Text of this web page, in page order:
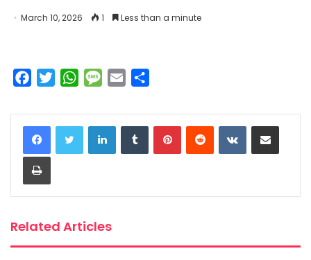
March 10, 2026 1 Less than a minute
c
e
b
o
o
i
t
t
W
a
t
s
M
s
s
a
a
i
a
r
e
LinkedInTumblrPinterestReddit VKontakteShare via Email
Print
Related Articles